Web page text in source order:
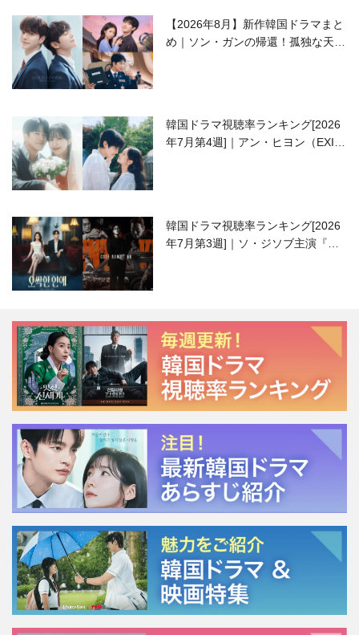
【2026年8月】新作韓国ドラマまと
め｜ソン・ガンの帰還！孤独な天才
韓国ドラマ視聴率ランキング[2026
年7月第4週]｜アン・ヒヨン（EXID
韓国ドラマ視聴率ランキング[2026
年7月第3週]｜ソ・ジソブ主演『エ